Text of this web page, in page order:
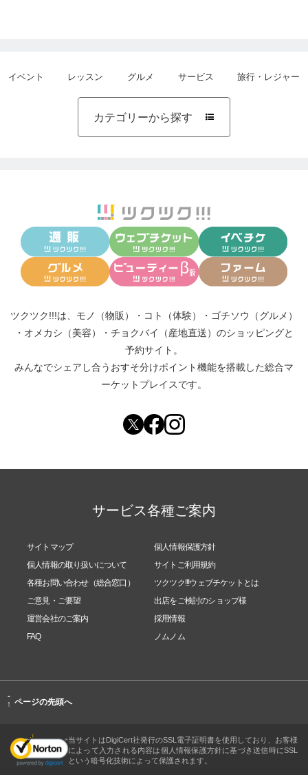
イベント レッスン グルメ サービス 旅行・レジャー
カテゴリーから探す 
ツクツク!!!は、 モノ（物販） ・ コト（体験） ・ ゴチソウ（グルメ）
・ オメカシ（美容） ・ チョクバイ（産地直送） のショッピングと
予約サイト。
みんなでシェアし合う おすそ分けポイント機能を搭載した総合マ
ーケットプレイスです。
サービス各種ご案内
サイトマップ
個人情報保護方針
個人情報の取り扱いについて
サイトご利用規約
各種お問い合わせ（総合窓口）
ツクツク!!!ウェブチケットとは
ご意見・ご要望
出店をご検討のショップ様
運営会社のご案内
採用情報
FAQ
ノムノム
-
↑ ページの先頭へ
当サイトはDigiCert社発行のSSL電子証明書を使用しており、お客様
によって入力される内容は個人情報保護方針に基づき送信時にSSL
という暗号化技術によって保護されます。